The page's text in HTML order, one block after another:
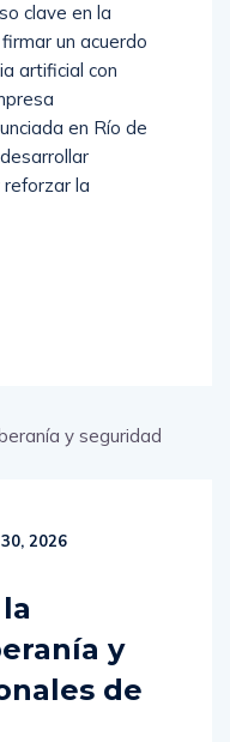
clave en la
un acuerdo
artificial con
en Río de
la
2026
y
de